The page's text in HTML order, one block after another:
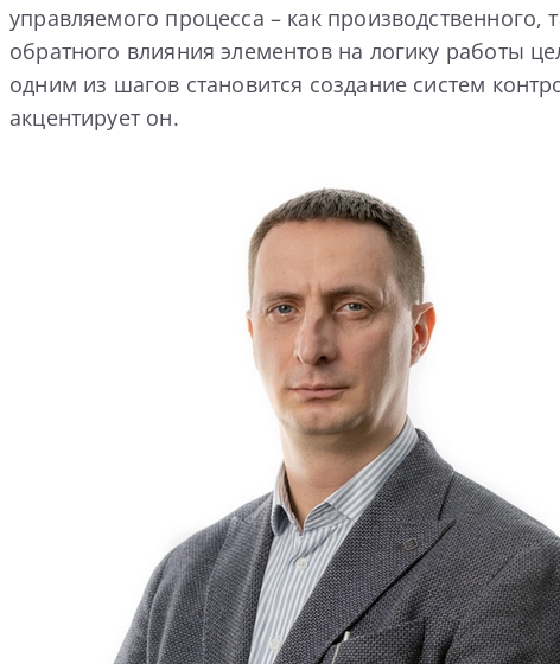
управляемого процесса – как
обратного влияния элементов на логику работы
одним из шагов становится создание систем
акцентирует он.